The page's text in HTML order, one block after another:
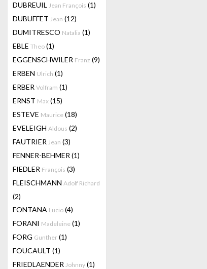
DUBREUIL Jean François (1)
DUBUFFET Jean (12)
DUMITRESCO Natalia (1)
EBLE Theo (1)
EGGENSCHWILER Franz (9)
ERBEN Ulrich (1)
ERBER Volfram (1)
ERNST Max (15)
ESTEVE Maurice (18)
EVELEIGH Aldous (2)
FAUTRIER Jean (3)
FENNER-BEHMER (1)
FIEDLER François (3)
FLEISCHMANN Adolf Richard
(2)
FONTANA Lucio (4)
FORANI Madeleine (1)
FORG Gunther (1)
FOUCAULT (1)
FRIEDLAENDER Johnny (1)